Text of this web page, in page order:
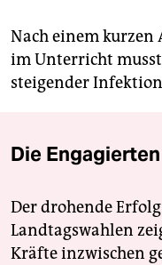
Nach einem kurzen
im Unterricht
steigender
Die
Der drohende
Landtagswahlen
Kräfte inzwischen